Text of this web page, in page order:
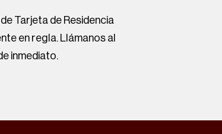
Tarjeta de Residencia
en regla. Llámanos al
inmediato.